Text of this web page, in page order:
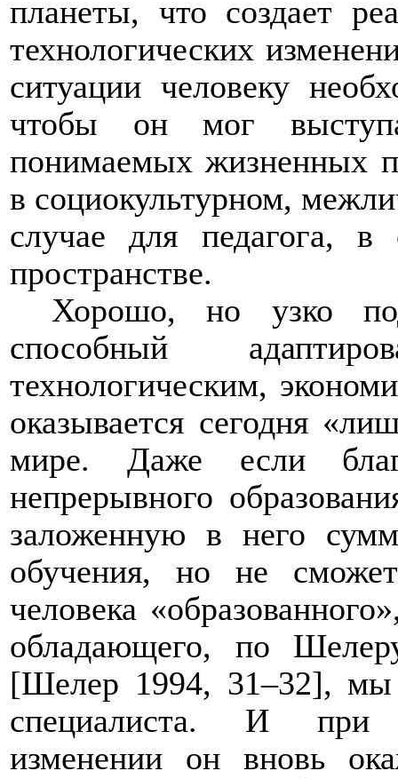
планеты, что создает
технологических
ситуации человеку
чтобы он мог
понимаемых жизненных
в социокультурном,
случае для педагога, в
пространстве.
Хорошо, но узко
способный
технологическим,
оказывается сегодня
мире. Даже если
непрерывного
заложенную в него
обучения, но не
человека
обладающего, по
[Шелер 1994, 31–32], мы
специалиста. И при
изменении он вновь